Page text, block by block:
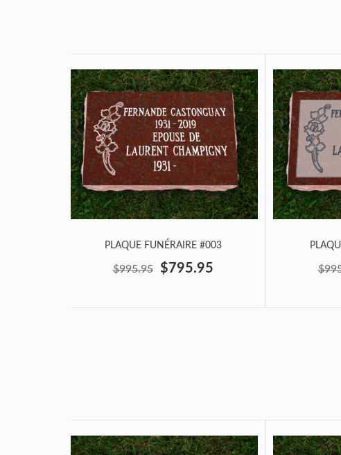
PLAQUE FUNÉRAIRE #003
$995.95 $795.95